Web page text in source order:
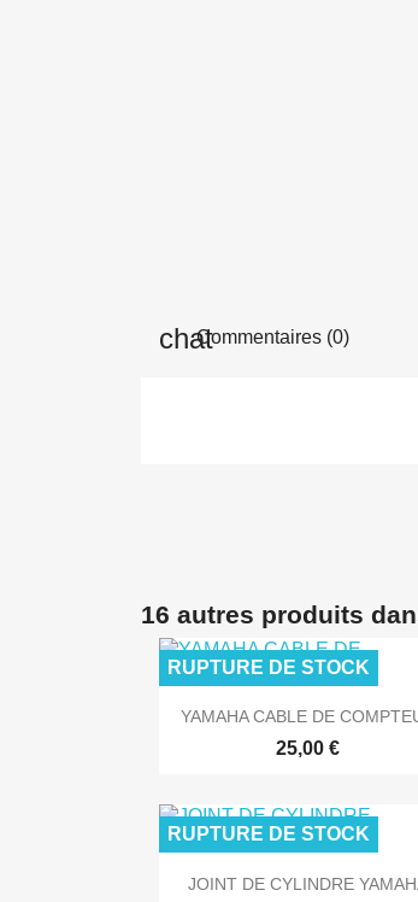
Commentaires (0)
16 autres produits
 Aperçu rapide
YAMAHA CABLE DE
25,00 €
RUPTURE DE STOCK
 Aperçu rapide
JOINT DE CYLINDRE
RUPTURE DE STOCK